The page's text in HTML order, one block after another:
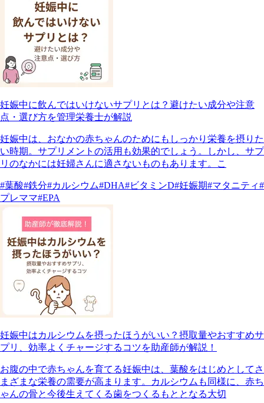
妊娠中に飲んではいけないサプリとは？避けたい成分や注意
点・選び方を管理栄養士が解説
妊娠中は、おなかの赤ちゃんのためにもしっかり栄養を摂りた
い時期。サプリメントの活用も効果的でしょう。しかし、サプ
リのなかには妊婦さんに適さないものもあります。こ
#葉酸#鉄分#カルシウム#DHA#ビタミンD#妊娠期#マタニティ#
プレママ#EPA
妊娠中はカルシウムを摂ったほうがいい？摂取量やおすすめサ
プリ、効率よくチャージするコツを助産師が解説！
お腹の中で赤ちゃんを育てる妊娠中は、葉酸をはじめとしてさ
まざまな栄養の需要が高まります。カルシウムも同様に、赤ち
ゃんの骨と今後生えてくる歯をつくるもととなる大切